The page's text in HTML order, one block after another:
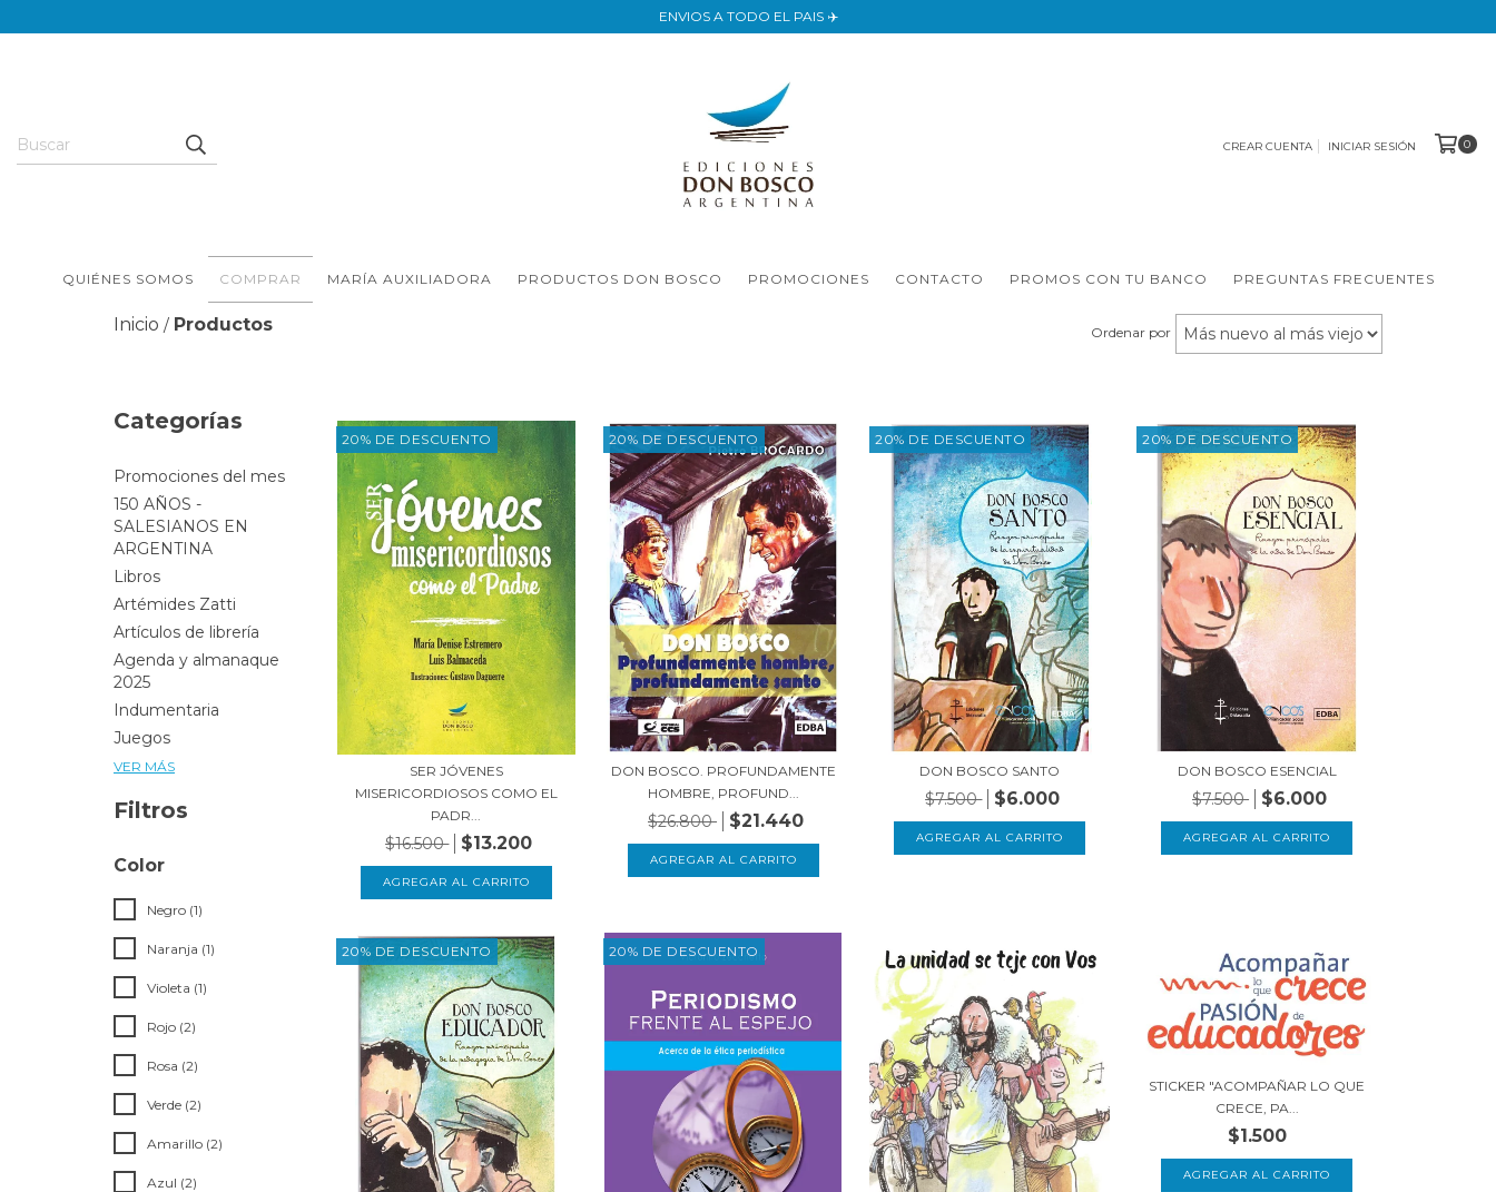
ENVIOS A TODO EL PAIS ✈️
CREAR CUENTA INICIAR SESIÓN 0
QUIÉNES SOMOS COMPRAR MARÍA AUXILIADORA PRODUCTOS DON BOSCO PROMOCIONES CONTACTO PROMOS CON TU BANCO PREGUNTAS FRECUENTES
Inicio / Productos Ordenar por
Categorías
Promociones del mes
150 AÑOS -
SALESIANOS EN
ARGENTINA
Libros
Artémides Zatti
Artículos de librería
Agenda y almanaque
2025
Indumentaria
Juegos
VER MÁS
Filtros
Color
Negro (1)
Naranja (1)
Violeta (1)
Rojo (2)
Rosa (2)
Verde (2)
Amarillo (2)
Azul (2)
20% DE DESCUENTO
SER JÓVENES
MISERICORDIOSOS COMO EL
PADR...
$16.500 $13.200
20% DE DESCUENTO
DON BOSCO. PROFUNDAMENTE
HOMBRE, PROFUND...
$26.800 $21.440
20% DE DESCUENTO
DON BOSCO SANTO
$7.500 $6.000
20% DE DESCUENTO
DON BOSCO ESENCIAL
$7.500 $6.000
20% DE DESCUENTO 20% DE DESCUENTO
STICKER "ACOMPAÑAR LO QUE
CRECE, PA...
$1.500